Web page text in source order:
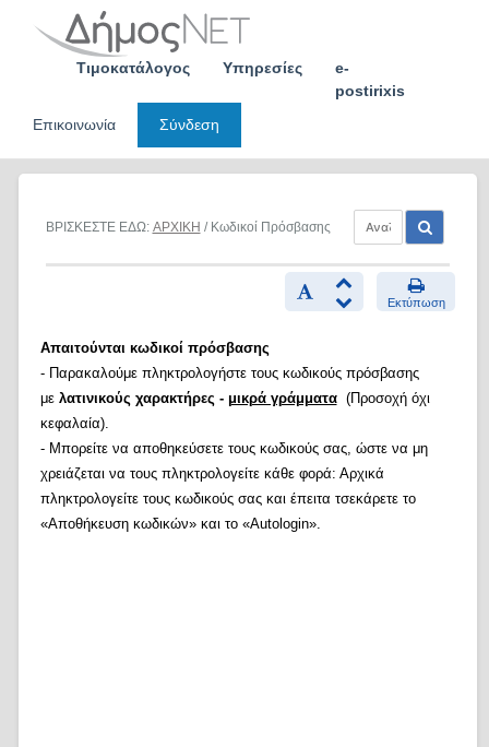
Τιμοκατάλογος Υπηρεσίες
e-
postirixis
Επικοινωνία
Σύνδεση
ΒΡΙΣΚΕΣΤΕ ΕΔΩ: ΑΡΧΙΚΗ / Κωδικοί Πρόσβασης
Εκτύπωση
Απαιτούνται κωδικοί πρόσβασης
- Παρακαλούμε πληκτρολογήστε τους κωδικούς πρόσβασης
με λατινικούς χαρακτήρες - μικρά γράμματα(Προσοχή όχι
κεφαλαία).
- Μπορείτε να αποθηκεύσετε τους κωδικούς σας, ώστε να μη
χρειάζεται να τους πληκτρολογείτε κάθε φορά: Αρχικά
πληκτρολογείτε τους κωδικούς σας και έπειτα τσεκάρετε το
«Αποθήκευση κωδικών» και το «Autologin».